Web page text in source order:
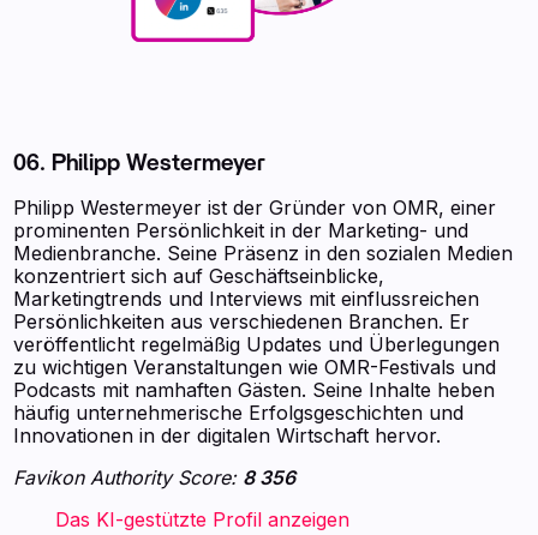
06. Philipp Westermeyer
Philipp Westermeyer ist der Gründer von OMR, einer
prominenten Persönlichkeit in der Marketing- und
Medienbranche. Seine Präsenz in den sozialen Medien
konzentriert sich auf Geschäftseinblicke,
Marketingtrends und Interviews mit einflussreichen
Persönlichkeiten aus verschiedenen Branchen. Er
veröffentlicht regelmäßig Updates und Überlegungen
zu wichtigen Veranstaltungen wie OMR-Festivals und
Podcasts mit namhaften Gästen. Seine Inhalte heben
häufig unternehmerische Erfolgsgeschichten und
Innovationen in der digitalen Wirtschaft hervor.
Favikon Authority Score: 8 356
‍ ‍ ‍ ‍ ‍ ‍ ‍ Das KI-gestützte Profil anzeigen ‍ ‍ ‍